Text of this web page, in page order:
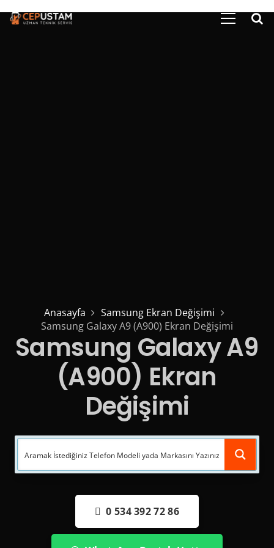
Anasayfa
Samsung Ekran Değişimi
Samsung Galaxy A9 (A900) Ekran Değişimi
Samsung Galaxy A9
(A900) Ekran
Değişimi
0 534 392 72 86